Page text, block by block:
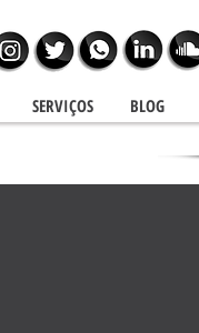
SERVIÇOS BLOG